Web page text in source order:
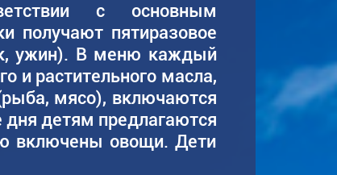
с основным
получают пятиразовое
ужин). В меню каждый
и растительного масла,
мясо), включаются
детям предлагаются
включены овощи. Дети